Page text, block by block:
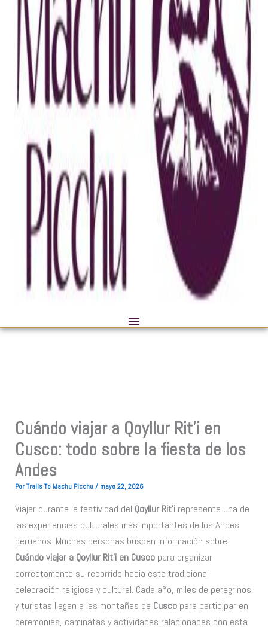
Cuándo viajar a Qoyllur Rit’i en
Cusco: todo sobre la fiesta de los
Andes
PorTrails To Machu Picchu / mayo 22, 2026
Viajar durante la festividad del Qoyllur Rit’i representa una de
las experiencias culturales más importantes de los Andes
peruanos. Muchas personas buscan información sobre
Cuándo viajar a Qoyllur Rit’i en Cusco para organizar
correctamente su recorrido hacia esta tradicional
celebración religiosa y cultural. Cada año, miles de peregrinos
y turistas llegan a las montañas de Cusco para participar en
ceremonias, caminatas y actividades relacionadas con esta